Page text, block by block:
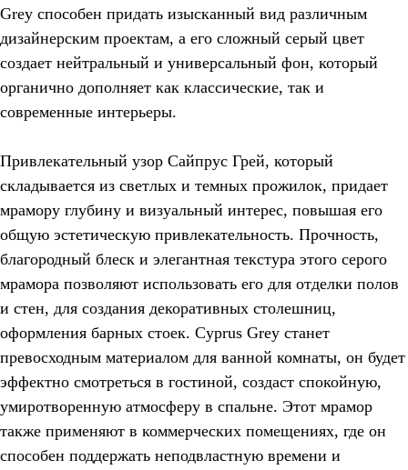
Grey способен придать изысканный вид различным
дизайнерским проектам, а его сложный серый цвет
создает нейтральный и универсальный фон, который
органично дополняет как классические, так и
современные интерьеры.
Привлекательный узор Сайпрус Грей, который
складывается из светлых и темных прожилок, придает
мрамору глубину и визуальный интерес, повышая его
общую эстетическую привлекательность. Прочность,
благородный блеск и элегантная текстура этого серого
мрамора позволяют использовать его для отделки полов
и стен, для создания декоративных столешниц,
оформления барных стоек. Cyprus Grey станет
превосходным материалом для ванной комнаты, он будет
эффектно смотреться в гостиной, создаст спокойную,
умиротворенную атмосферу в спальне. Этот мрамор
также применяют в коммерческих помещениях, где он
способен поддержать неподвластную времени и